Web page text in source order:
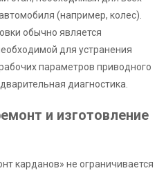
(например, колес).
обычно является
для устранения
параметров приводного
диагностика.
и изготовление
карданов» не ограничивается